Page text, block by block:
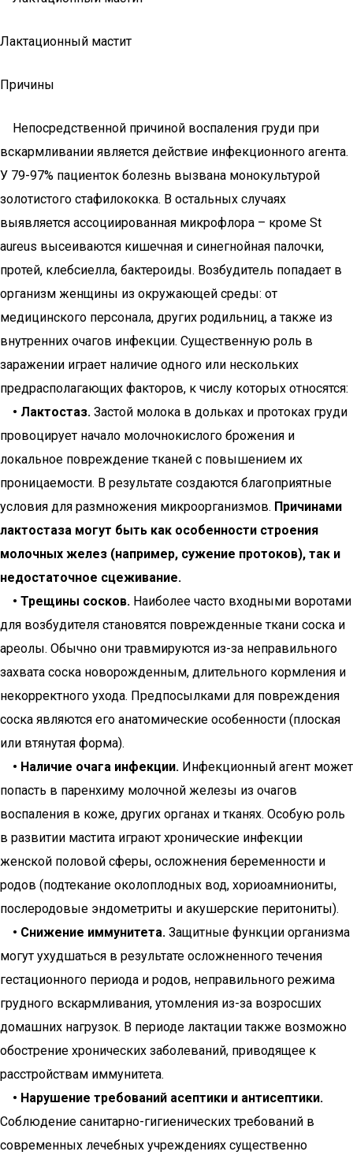
Лактационный мастит
Причины
Непосредственной причиной воспаления груди при
вскармливании является действие инфекционного агента.
У 79-97% пациенток болезнь вызвана монокультурой
золотистого стафилококка. В остальных случаях
выявляется ассоциированная микрофлора – кроме St
aureus высеиваются кишечная и синегнойная палочки,
протей, клебсиелла, бактероиды. Возбудитель попадает в
организм женщины из окружающей среды: от
медицинского персонала, других родильниц, а также из
внутренних очагов инфекции. Существенную роль в
заражении играет наличие одного или нескольких
предрасполагающих факторов, к числу которых относятся:
• Лактостаз. Застой молока в дольках и протоках груди
провоцирует начало молочнокислого брожения и
локальное повреждение тканей с повышением их
проницаемости. В результате создаются благоприятные
условия для размножения микроорганизмов. Причинами
лактостаза могут быть как особенности строения
молочных желез (например, сужение протоков), так и
недостаточное сцеживание.
• Трещины сосков. Наиболее часто входными воротами
для возбудителя становятся поврежденные ткани соска и
ареолы. Обычно они травмируются из-за неправильного
захвата соска новорожденным, длительного кормления и
некорректного ухода. Предпосылками для повреждения
соска являются его анатомические особенности (плоская
или втянутая форма).
• Наличие очага инфекции. Инфекционный агент может
попасть в паренхиму молочной железы из очагов
воспаления в коже, других органах и тканях. Особую роль
в развитии мастита играют хронические инфекции
женской половой сферы, осложнения беременности и
родов (подтекание околоплодных вод, хориоамниониты,
послеродовые эндометриты и акушерские перитониты).
• Снижение иммунитета. Защитные функции организма
могут ухудшаться в результате осложненного течения
гестационного периода и родов, неправильного режима
грудного вскармливания, утомления из-за возросших
домашних нагрузок. В периоде лактации также возможно
обострение хронических заболеваний, приводящее к
расстройствам иммунитета.
• Нарушение требований асептики и антисептики.
Соблюдение санитарно-гигиенических требований в
современных лечебных учреждениях существенно